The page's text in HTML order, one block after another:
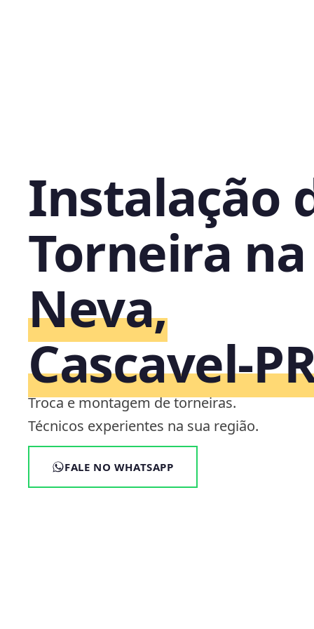
Instalação
Torneira na
Neva,
Troca e montagem de torneiras.
Técnicos experientes na sua região.
FALE NO WHATSAPP